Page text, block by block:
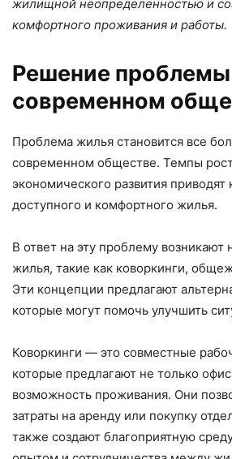
жилищной неопределенностью и
комфортного проживания и работы.
Решение
современном
Проблема жилья становится все
современном обществе. Темпы
экономического развития приводят
доступного и комфортного жилья.
В ответ на эту проблему
жилья, такие как коворкинги,
Эти концепции предлагают
которые могут помочь улучшить
Коворкинги — это совместные
которые предлагают не только
возможность проживания. Они
затраты на аренду или покупку
также создают благоприятную